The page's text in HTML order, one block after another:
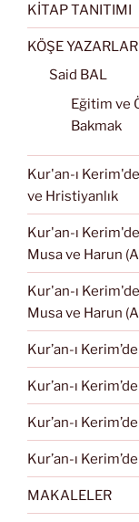
KİTAP TANITIMI
KÖŞE
Said BAL
Eğitim ve
Bakmak
Kur'an-ı
ve Hristiyanlık
Kur'an-ı
Musa ve Harun
Kur'an-ı
Musa ve Harun
Kur’an-ı
Kur’an-ı
Kur’an-ı
Kur’an-ı
MAKALELER